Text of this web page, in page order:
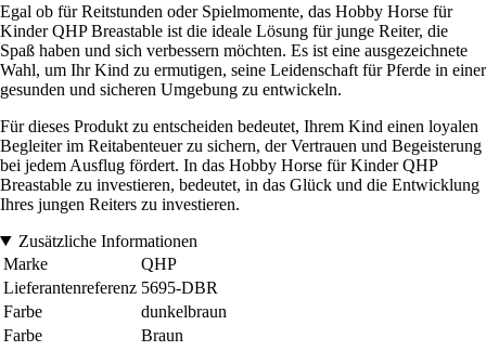
Egal ob für Reitstunden oder Spielmomente, das Hobby Horse für
Kinder QHP Breastable ist die ideale Lösung für junge Reiter, die
Spaß haben und sich verbessern möchten. Es ist eine ausgezeichnete
Wahl, um Ihr Kind zu ermutigen, seine Leidenschaft für Pferde in einer
gesunden und sicheren Umgebung zu entwickeln.
Für dieses Produkt zu entscheiden bedeutet, Ihrem Kind einen loyalen
Begleiter im Reitabenteuer zu sichern, der Vertrauen und Begeisterung
bei jedem Ausflug fördert. In das Hobby Horse für Kinder QHP
Breastable zu investieren, bedeutet, in das Glück und die Entwicklung
Ihres jungen Reiters zu investieren.
Zusätzliche Informationen
Marke
QHP
Lieferantenreferenz 5695-DBR
Farbe
dunkelbraun
Farbe
Braun